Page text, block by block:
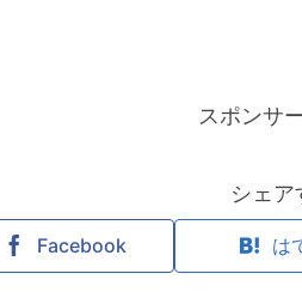
スポンサ
シェア
Facebook は